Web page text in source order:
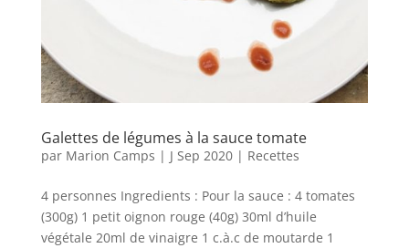
Galettes de légumes à la sauce tomate
par Marion Camps | J Sep 2020| Recettes
4 personnes Ingredients : Pour la sauce : 4 tomates
(300g) 1 petit oignon rouge (40g) 30ml d’huile
végétale 20ml de vinaigre 1 c.à.c de moutarde 1